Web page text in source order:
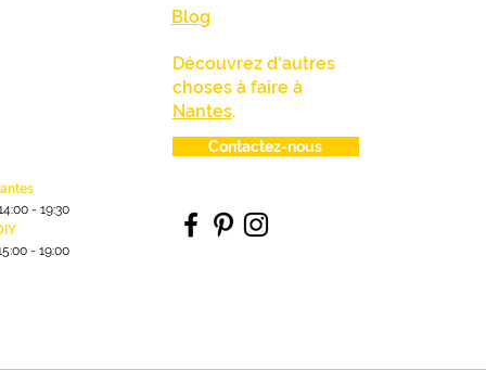
4:00- 19:30
- 19:00
Blog
Découvrez d'autres
choses à faire à
Nantes.
Contactez-nous